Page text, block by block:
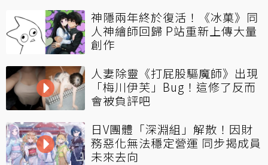
神隱兩年終於復活！《冰菓》同
人神繪師回歸 P站重新上傳大量
創作
人妻除靈《打屁股驅魔師》出現
「梅川伊芙」Bug！這修了反而
會被負評吧
日V團體「深淵組」解散！因財
務惡化無法穩定營運 同步揭成員
未來去向